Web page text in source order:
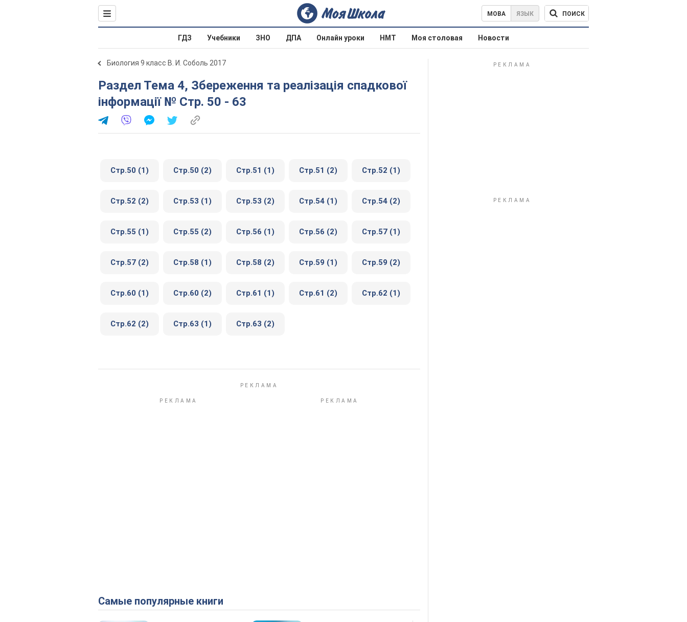
МОВА ЯЗЫК ПОИСК
ГДЗ Учебники ЗНО ДПА Онлайн уроки НМТ Моя столовая Новости
Биология 9 класс В. И. Соболь 2017
Раздел Тема 4, Збереження та реалізація спадкової
інформації № Стр. 50 - 63
Стр.50 (1) Стр.50 (2) Стр.51 (1) Стр.51 (2) Стр.52 (1)
Стр.52 (2) Стр.53 (1) Стр.53 (2) Стр.54 (1) Стр.54 (2)
Стр.55 (1) Стр.55 (2) Стр.56 (1) Стр.56 (2) Стр.57 (1)
Стр.57 (2) Стр.58 (1) Стр.58 (2) Стр.59 (1) Стр.59 (2)
Стр.60 (1) Стр.60 (2) Стр.61 (1) Стр.61 (2) Стр.62 (1)
Стр.62 (2) Стр.63 (1) Стр.63 (2)
Самые популярные книги